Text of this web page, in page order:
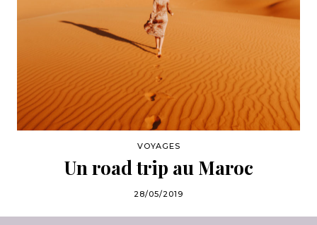
VOYAGES
Un road trip au Maroc
28/05/2019